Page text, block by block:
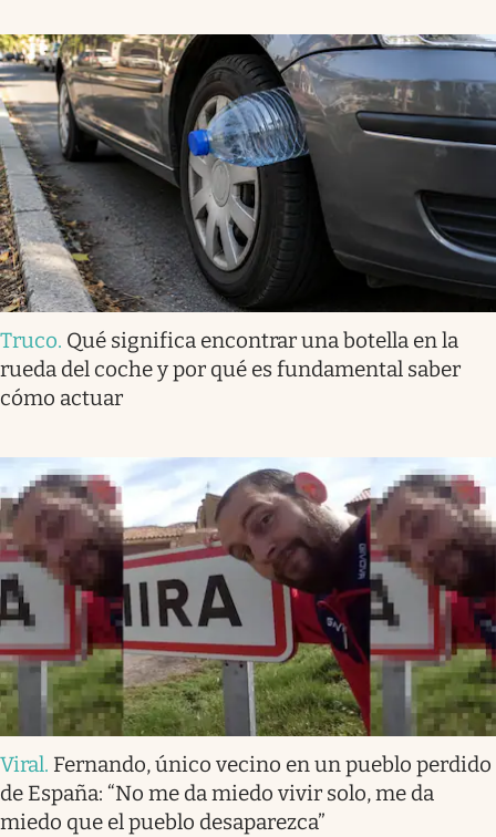
Truco. Qué significa encontrar una botella en la
rueda del coche y por qué es fundamental saber
cómo actuar
Viral. Fernando, único vecino en un pueblo perdido
de España: “No me da miedo vivir solo, me da
miedo que el pueblo desaparezca”